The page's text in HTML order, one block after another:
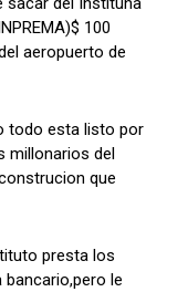
100
aeropuerto de
todo esta listo por
millonarios del
que
presta los
le